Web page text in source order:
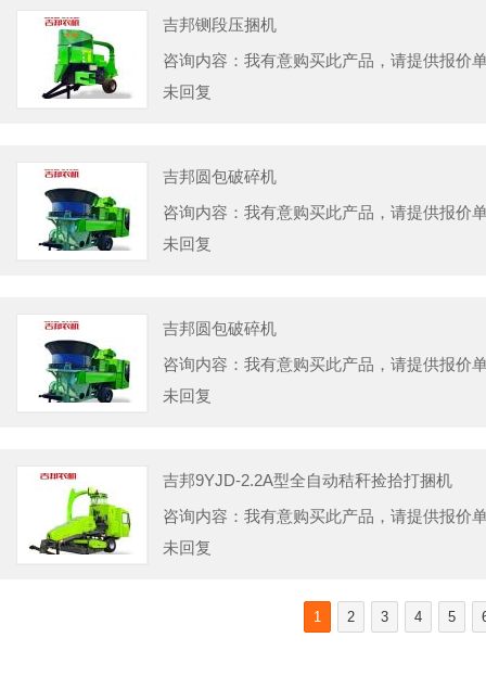
吉邦铡段压捆机
咨询内容：我有意购买此产品，请提供报价
未回复
吉邦圆包破碎机
咨询内容：我有意购买此产品，请提供报价
未回复
吉邦圆包破碎机
咨询内容：我有意购买此产品，请提供报价
未回复
吉邦9YJD-2.2A型全自动秸秆捡拾打捆机
咨询内容：我有意购买此产品，请提供报价
未回复
1 2 3 4 5